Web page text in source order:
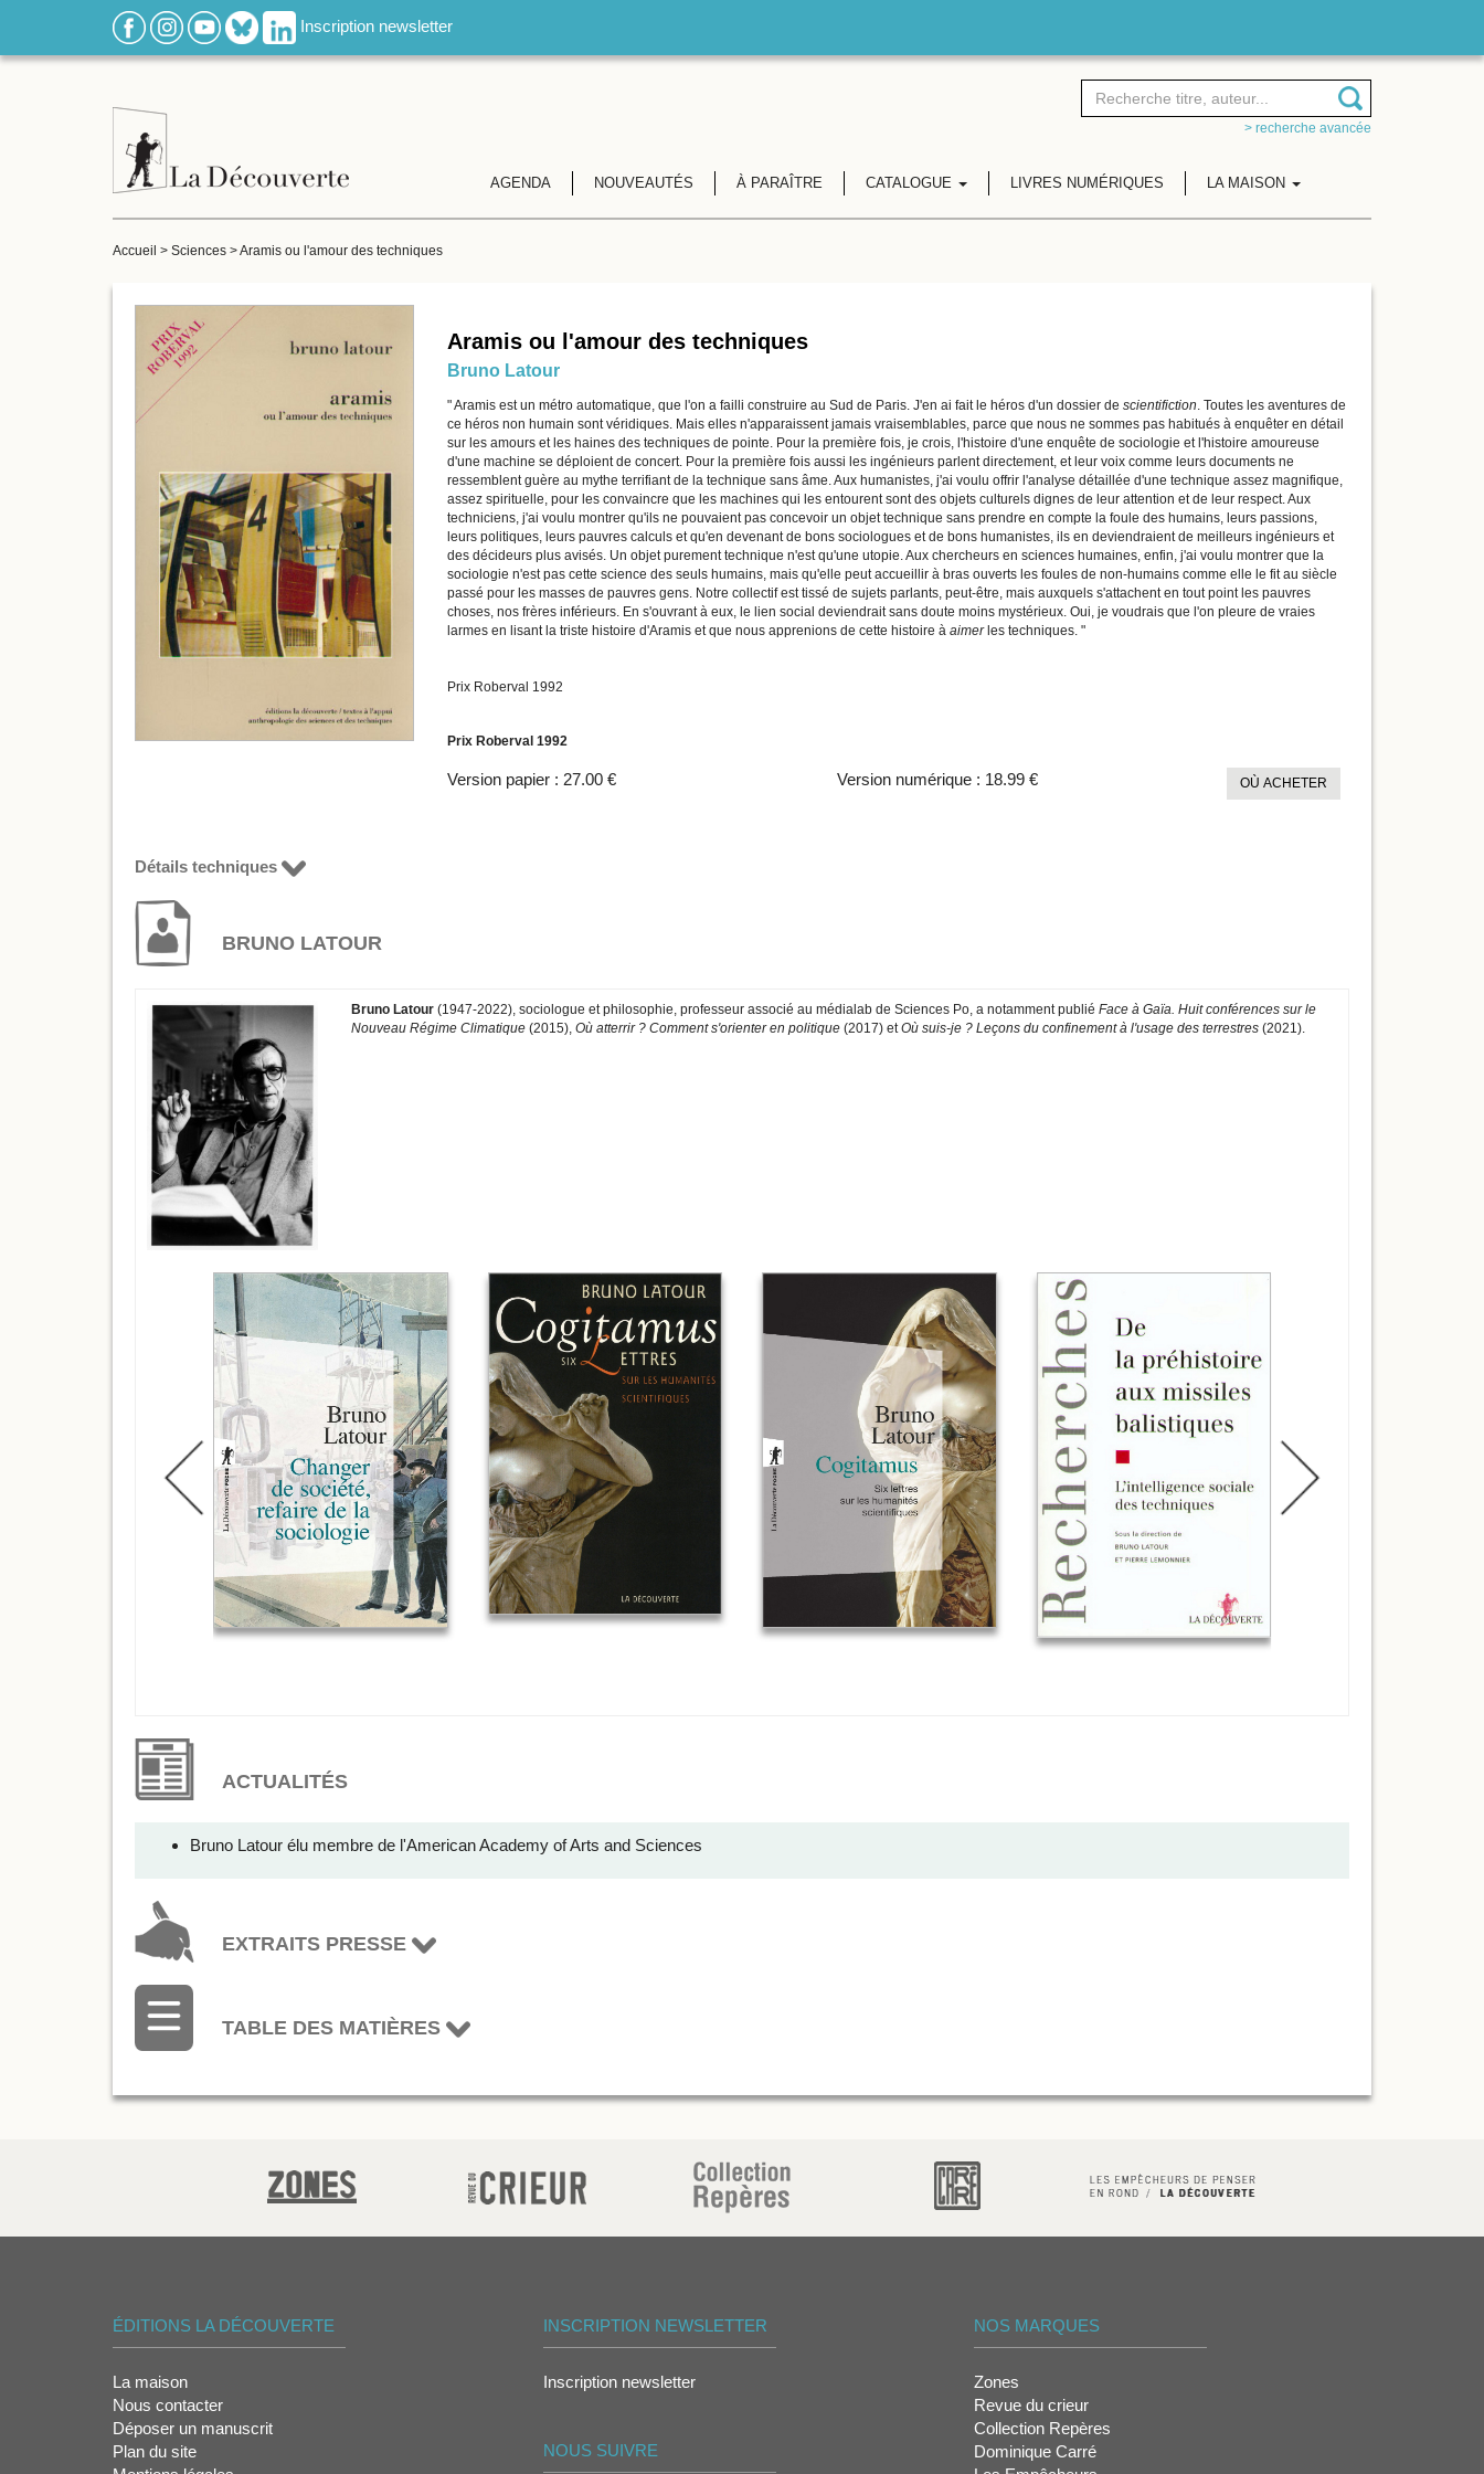
Inscription newsletter
> recherche avancée
AGENDA NOUVEAUTÉS À PARAÎTRE CATALOGUE LIVRES NUMÉRIQUES LA MAISON
Accueil > Sciences >Aramis ou l'amour des techniques
Aramis ou l'amour des techniques
Bruno Latour
" Aramis est un métro automatique, que l'on a failli construire au Sud de Paris. J'en ai fait le héros d'un dossier de scientifiction. Toutes les aventures de
ce héros non humain sont véridiques. Mais elles n'apparaissent jamais vraisemblables, parce que nous ne sommes pas habitués à enquêter en détail
sur les amours et les haines des techniques de pointe. Pour la première fois, je crois, l'histoire d'une enquête de sociologie et l'histoire amoureuse
d'une machine se déploient de concert. Pour la première fois aussi les ingénieurs parlent directement, et leur voix comme leurs documents ne
ressemblent guère au mythe terrifiant de la technique sans âme. Aux humanistes, j'ai voulu offrir l'analyse détaillée d'une technique assez magnifique,
assez spirituelle, pour les convaincre que les machines qui les entourent sont des objets culturels dignes de leur attention et de leur respect. Aux
techniciens, j'ai voulu montrer qu'ils ne pouvaient pas concevoir un objet technique sans prendre en compte la foule des humains, leurs passions,
leurs politiques, leurs pauvres calculs et qu'en devenant de bons sociologues et de bons humanistes, ils en deviendraient de meilleurs ingénieurs et
des décideurs plus avisés. Un objet purement technique n'est qu'une utopie. Aux chercheurs en sciences humaines, enfin, j'ai voulu montrer que la
sociologie n'est pas cette science des seuls humains, mais qu'elle peut accueillir à bras ouverts les foules de non-humains comme elle le fit au siècle
passé pour les masses de pauvres gens. Notre collectif est tissé de sujets parlants, peut-être, mais auxquels s'attachent en tout point les pauvres
choses, nos frères inférieurs. En s'ouvrant à eux, le lien social deviendrait sans doute moins mystérieux. Oui, je voudrais que l'on pleure de vraies
larmes en lisant la triste histoire d'Aramis et que nous apprenions de cette histoire à aimer les techniques. "
Prix Roberval 1992
Prix Roberval 1992
Version papier : 27.00 € Version numérique : 18.99 € OÙ ACHETER
Détails techniques
BRUNO LATOUR
Bruno Latour (1947-2022), sociologue et philosophie, professeur associé au médialab de Sciences Po, a notamment publié Face à Gaïa. Huit conférences sur le
Nouveau Régime Climatique(2015), Où atterrir ? Comment s'orienter en politique(2017) etOù suis-je ? Leçons du confinement à l'usage des terrestres(2021).
ACTUALITÉS
Bruno Latour élu membre de l'American Academy of Arts and Sciences
EXTRAITS PRESSE
TABLE DES MATIÈRES
ÉDITIONS LA DÉCOUVERTE
La maison
Nous contacter
Déposer un manuscrit
Plan du site
INSCRIPTION NEWSLETTER
Inscription newsletter
NOUS SUIVRE
NOS MARQUES
Zones
Revue du crieur
Collection Repères
Dominique Carré